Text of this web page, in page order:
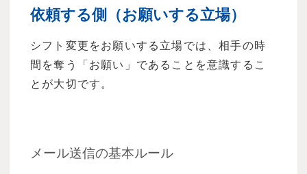
依頼する側（お願いする立場）
シフト変更をお願いする立場では、相手の時
間を奪う「お願い」であることを意識するこ
とが大切です。
メール送信の基本ルール